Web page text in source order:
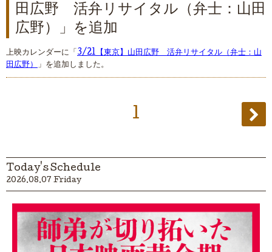
田広野 活弁リサイタル（弁士：山田
広野）」を追加
上映カレンダーに「 3/21【東京】山田広野 活弁リサイタル（弁士：山
田広野） 」を追加しました。
1
Today's Schedule
2026.08.07 Friday